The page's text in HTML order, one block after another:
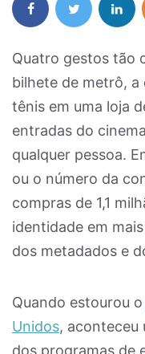
Quatro gestos tão
bilhete de metrô, a
tênis em uma loja
entradas do
qualquer pessoa.
ou o número da
compras de 1,1
identidade em
dos metadados e
Quando estourou o
Unidos, aconteceu
dos programas de